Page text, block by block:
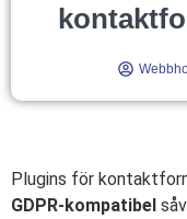
Plugins för
GDPR-kompatibel